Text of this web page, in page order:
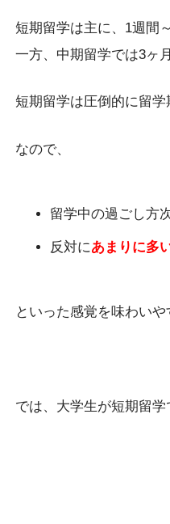
短期留学は主に、1週間
一方、中期留学では3ヶ
短期留学は圧倒的に留学
なので、
留学中の過ごし方
反対にあまりに多
といった感覚を味わいや
では、大学生が短期留